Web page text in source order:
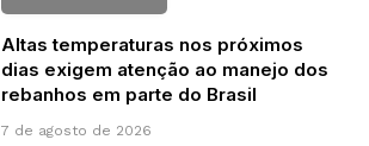
Altas temperaturas nos próximos
dias exigem atenção ao manejo dos
rebanhos em parte do Brasil
7 de agosto de 2026